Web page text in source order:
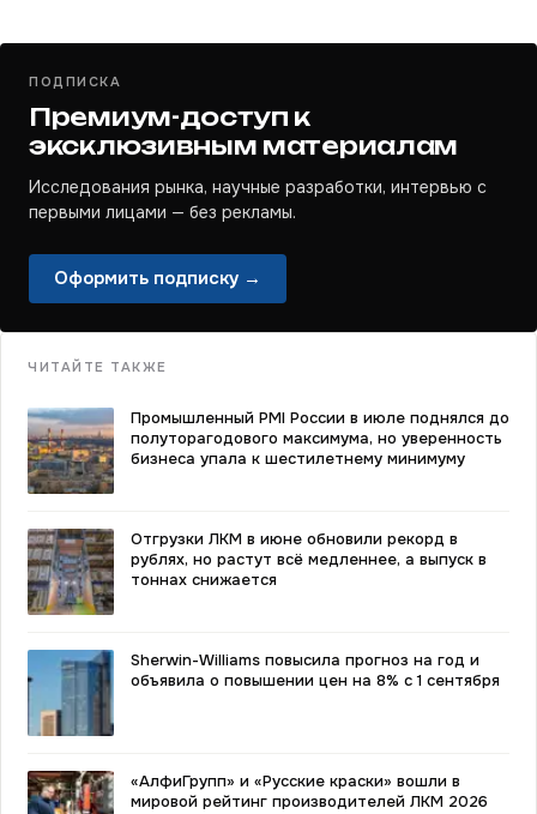
ПОДПИСКА
Премиум-доступ к
эксклюзивным материалам
Исследования рынка, научные разработки, интервью с
первыми лицами — без рекламы.
Оформить подписку →
ЧИТАЙТЕ ТАКЖЕ
Промышленный PMI России в июле поднялся до
полуторагодового максимума, но уверенность
бизнеса упала к шестилетнему минимуму
Отгрузки ЛКМ в июне обновили рекорд в
рублях, но растут всё медленнее, а выпуск в
тоннах снижается
Sherwin-Williams повысила прогноз на год и
объявила о повышении цен на 8% с 1 сентября
«АлфиГрупп» и «Русские краски» вошли в
мировой рейтинг производителей ЛКМ 2026